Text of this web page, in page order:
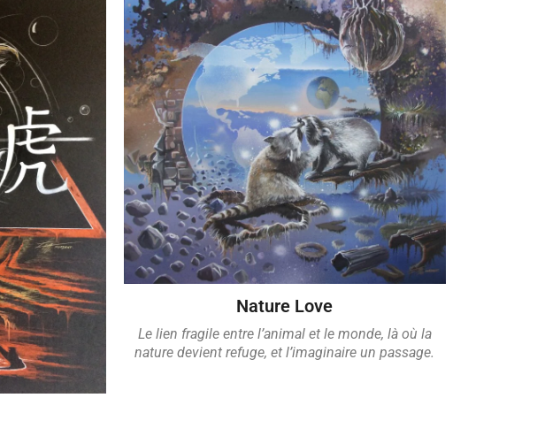
Nature Love
Le lien fragile entre l’animal et le monde, là où la
nature devient refuge,et l’imaginaire un passage.